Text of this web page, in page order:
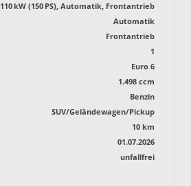
110 kW (150 PS), Automatik, Frontantrieb
Automatik
Frontantrieb
1
Euro 6
1.498 ccm
Benzin
SUV/Geländewagen/Pickup
10 km
01.07.2026
unfallfrei